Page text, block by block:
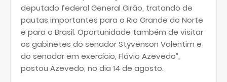
deputado federal General Girão, tratando de
pautas importantes para o Rio Grande do Norte
e para o Brasil. Oportunidade também de visitar
os gabinetes do senador Styvenson Valentim e
do senador em exercício, Flávio Azevedo”,
postou Azevedo, no dia 14 de agosto.